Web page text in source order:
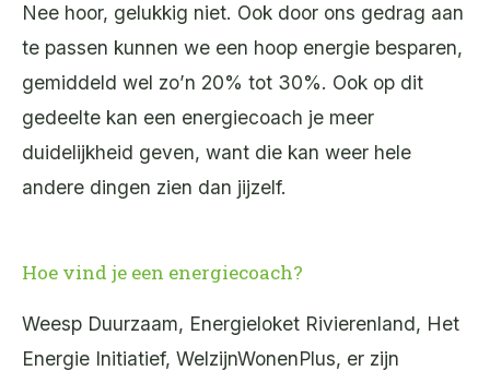
Nee hoor, gelukkig niet. Ook door ons gedrag aan
te passen kunnen we een hoop energie besparen,
gemiddeld wel zo’n 20% tot 30%. Ook op dit
gedeelte kan een energiecoach je meer
duidelijkheid geven, want die kan weer hele
andere dingen zien dan jijzelf.
Hoe vind je een energiecoach?
Weesp Duurzaam, Energieloket Rivierenland, Het
Energie Initiatief, WelzijnWonenPlus, er zijn